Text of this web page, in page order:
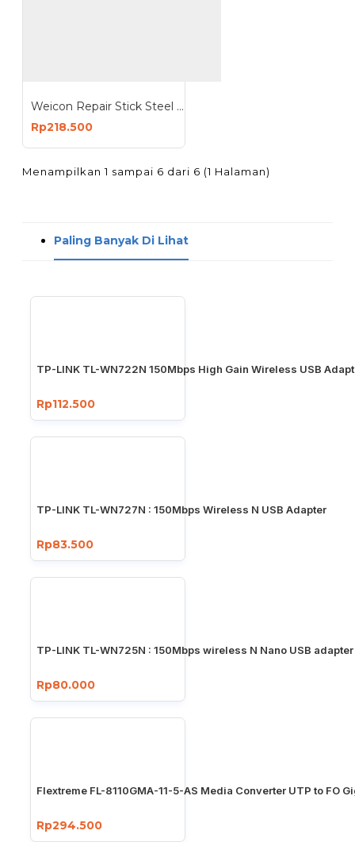
Weicon Repair Stick Steel NSF Putty Drinking Water Approval
Rp218.500
Menampilkan 1 sampai 6 dari 6 (1 Halaman)
Paling Banyak Di Lihat
TP-LINK TL-WN722N 150Mbps High Gain Wireless USB
Rp112.500
TP-LINK TL-WN727N : 150Mbps Wireless N USB Adapter
Rp83.500
TP-LINK TL-WN725N : 150Mbps wireless N Nano USB adapter
Rp80.000
Flextreme FL-8110GMA-11-5-AS Media Converter UTP to FO
Rp294.500